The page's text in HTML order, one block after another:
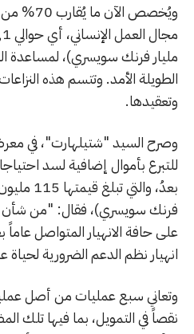
ويُخصص
مليار فرنك سويسري)، لمساعدة
الطويلة الأمد. وتتسم هذه
وتعقيدها.
وصرح السيد "شتيلهارت"، في
فرنك سويسري)، فقال: "من شأن
على حافة الانهيار المتواصل
انهيار نظم الدعم الضرورية لحياة
وتعاني سبع عمليات من أصل
نقصاً في التمويل، بما فيها تلك